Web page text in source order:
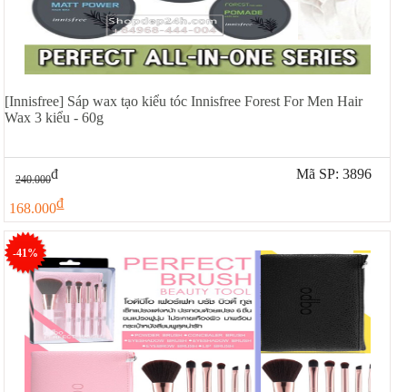
[Innisfree] Sáp wax tạo kiểu tóc Innisfree Forest For Men Hair
Wax 3 kiểu - 60g
240.000đ
168.000đ
Mã SP: 3896
-41%